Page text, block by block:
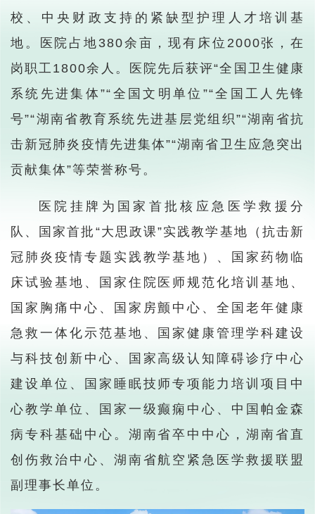
校、中央财政支持的紧缺型护理人才培训基
地。医院占地380余亩，现有床位2000张，在
岗职工1800余人。医院先后获评“全国卫生健康
系统先进集体”“全国文明单位”“全国工人先锋
号”“湖南省教育系统先进基层党组织”“湖南省抗
击新冠肺炎疫情先进集体”“湖南省卫生应急突出
贡献集体”等荣誉称号。
医院挂牌为国家首批核应急医学救援分
队、国家首批“大思政课”实践教学基地（抗击新
冠肺炎疫情专题实践教学基地）、国家药物临
床试验基地、国家住院医师规范化培训基地、
国家胸痛中心、国家房颤中心、全国老年健康
急救一体化示范基地、国家健康管理学科建设
与科技创新中心、国家高级认知障碍诊疗中心
建设单位、国家睡眠技师专项能力培训项目中
心教学单位、国家一级癫痫中心、中国帕金森
病专科基础中心。湖南省卒中中心，湖南省直
创伤救治中心、湖南省航空紧急医学救援联盟
副理事长单位。